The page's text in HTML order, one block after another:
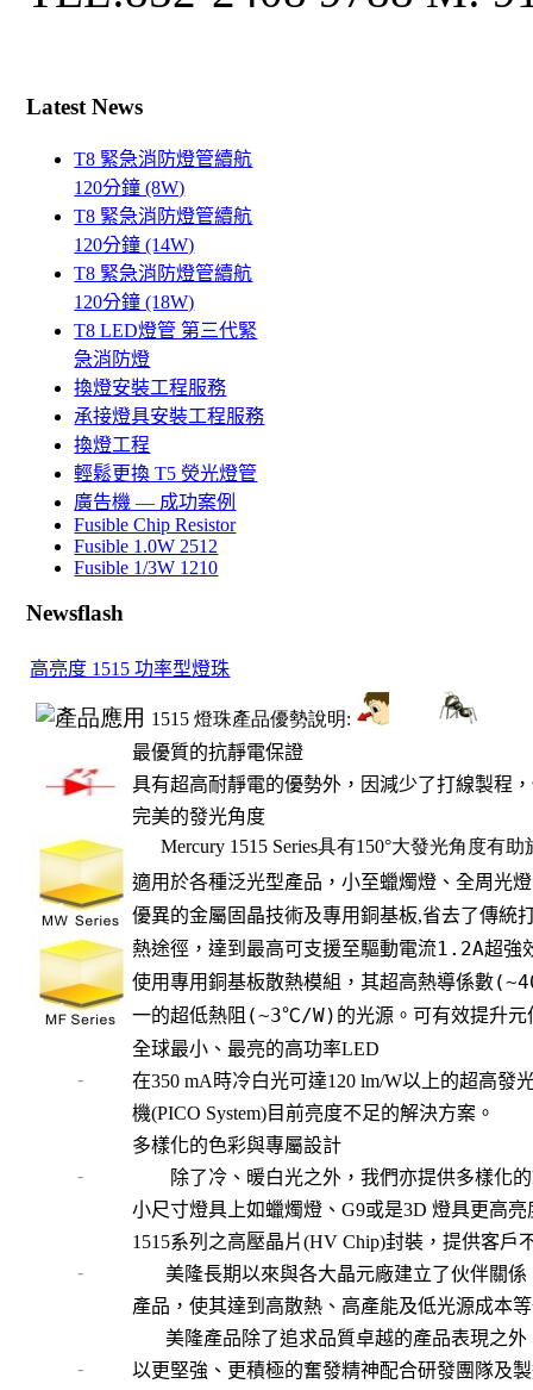
Latest News
T8 緊急消防燈管續航
120分鐘 (8W)
T8 緊急消防燈管續航
120分鐘 (14W)
T8 緊急消防燈管續航
120分鐘 (18W)
T8 LED燈管 第三代緊
急消防燈
換燈安裝工程服務
承接燈具安裝工程服務
換燈工程
輕鬆更換 T5 熒光燈管
廣告機 — 成功案例
Fusible Chip Resistor
Fusible 1.0W 2512
Fusible 1/3W 1210
Newsflash
高亮度 1515 功率型燈珠
1515燈珠產品優勢說明:
最優質的抗靜電保證
具有超高耐靜電的優勢外，因減少了打線製程
完美的發光角度
Mercury 1515 Series具有150°大發光角度有
適用於各種泛光型產品，小至蠟燭燈、全周光
優異的金屬固晶技術及專用銅基板,省去了傳統
熱途徑，達到最高可支援至驅動電流1.2A超強
使用專用銅基板散熱模組，其超高熱導係數
一的超低熱阻 (~3℃/W) 的光源。可有效提升
-
全球最小、最亮的高功率LED
在350 mA 時冷白光可達120 lm/W以上的超高發
機(PICO System)目前亮度不足的解決方案。
-
多樣化的色彩與專屬設計
除了冷、暖白光之外，我們亦提供多樣化的
小尺寸燈具上如蠟燭燈、G9或是3D 燈具更高
-
1515系列之高壓晶片(HV Chip)封裝，提供客戶
美隆長期以來與各大晶元廠建立了伙伴關
產品，使其達到高散熱、高產能及低光源成本
-
美隆產品除了追求品質卓越的產品表現之
以更堅強、更積極的奮發精神配合研發團隊及